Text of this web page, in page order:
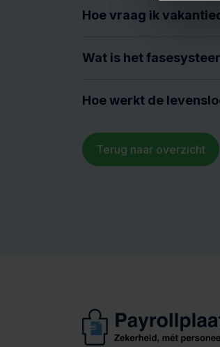
Hoe vraag ik
Wat is het
Hoe werkt de
Terug naar overzicht